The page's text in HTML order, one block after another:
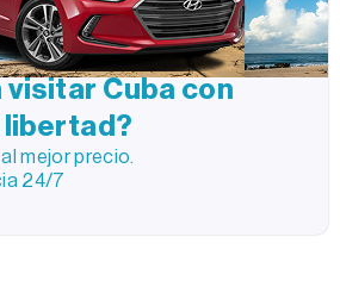
visitar Cuba con
mejor precio.
24/7